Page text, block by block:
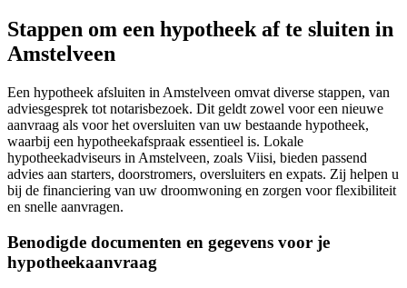
Stappen om een hypotheek af te sluiten in
Amstelveen
Een hypotheek afsluiten in Amstelveen omvat diverse stappen, van
adviesgesprek tot notarisbezoek. Dit geldt zowel voor een nieuwe
aanvraag als voor het oversluiten van uw bestaande hypotheek,
waarbij een hypotheekafspraak essentieel is. Lokale
hypotheekadviseurs in Amstelveen, zoals Viisi, bieden passend
advies aan starters, doorstromers, oversluiters en expats. Zij helpen u
bij de financiering van uw droomwoning en zorgen voor flexibiliteit
en snelle aanvragen.
Benodigde documenten en gegevens voor je
hypotheekaanvraag